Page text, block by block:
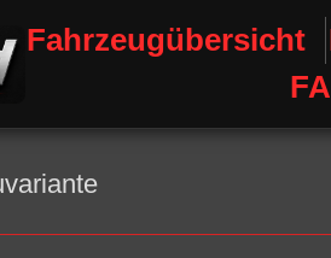
Fahrzeugübersicht